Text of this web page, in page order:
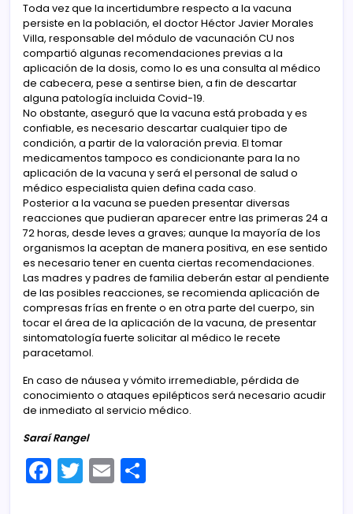
Toda vez que la incertidumbre respecto a la vacuna
persiste en la población, el doctor Héctor Javier Morales
Villa, responsable del módulo de vacunación CU nos
compartió algunas recomendaciones previas a la
aplicación de la dosis, como lo es una consulta al médico
de cabecera, pese a sentirse bien, a fin de descartar
alguna patología incluida Covid-19.
No obstante, aseguró que la vacuna está probada y es
confiable, es necesario descartar cualquier tipo de
condición, a partir de la valoración previa. El tomar
medicamentos tampoco es condicionante para la no
aplicación de la vacuna y será el personal de salud o
médico especialista quien defina cada caso.
Posterior a la vacuna se pueden presentar diversas
reacciones que pudieran aparecer entre las primeras 24 a
72 horas, desde leves a graves; aunque la mayoría de los
organismos la aceptan de manera positiva, en ese sentido
es necesario tener en cuenta ciertas recomendaciones.
Las madres y padres de familia deberán estar al pendiente
de las posibles reacciones, se recomienda aplicación de
compresas frías en frente o en otra parte del cuerpo, sin
tocar el área de la aplicación de la vacuna, de presentar
sintomatología fuerte solicitar al médico le recete
paracetamol.
En caso de náusea y vómito irremediable, pérdida de
conocimiento o ataques epilépticos será necesario acudir
de inmediato al servicio médico.
Saraí Rangel
F
a
T
w
E
m